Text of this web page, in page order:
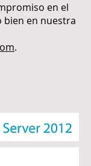
en el
bien en nuestra
.